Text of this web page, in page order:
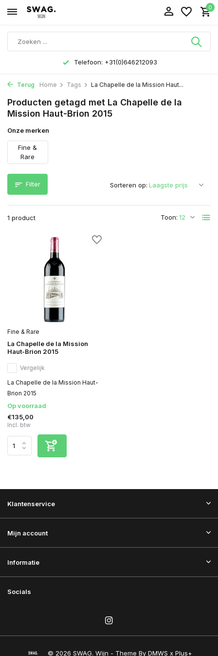
0
Telefoon: +31(0)646212093
Terug Home Tags La Chapelle de la Mission Haut...
Producten getagd met La Chapelle de la
Mission Haut-Brion 2015
Onze merken
Fine &
Rare
Filter
1 product Toon:
Sorteren op:
Fine & Rare
La Chapelle de la Mission
Haut-Brion 2015
Vergelijk
La Chapelle de la Mission Haut-
Brion 2015
Op voorraad
€135,00
Incl. btw
Klantenservice
Mijn account
Informatie
Socials
© 2026 SWAG. Wijn - Theme By DMWS x Plus+